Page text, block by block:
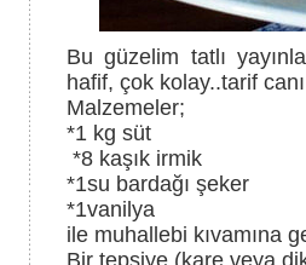
Bu güzelim tatlı
hafif, çok kolay..tarif
Malzemeler;
*1 kg süt
*8 kaşık irmik
*1su bardağı şeker
*1vanilya
ile muhallebi kıvamına